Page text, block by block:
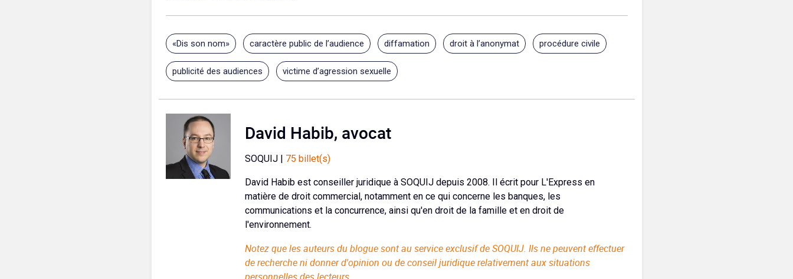
«Dis son nom» caractère public de l’audience diffamation droit à l’anonymat procédure civile
publicité des audiences victime d’agression sexuelle
David Habib, avocat
SOQUIJ | 75 billet(s)
David Habib est conseiller juridique à SOQUIJ depuis 2008. Il écrit pour L'Express en
matière de droit commercial, notamment en ce qui concerne les banques, les
communications et la concurrence, ainsi qu'en droit de la famille et en droit de
l'environnement.
Notez que les auteurs du blogue sont au service exclusif de SOQUIJ. Ils ne peuvent effectuer
de recherche ni donner d'opinion ou de conseil juridique relativement aux situations